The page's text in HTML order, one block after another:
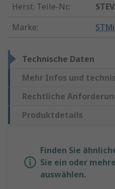
Herst. Teile-Nr.:
Marke:
Technische Daten
Mehr Infos und
Rechtliche
Produktdetails
Finden Sie
Sie ein oder
auswählen.